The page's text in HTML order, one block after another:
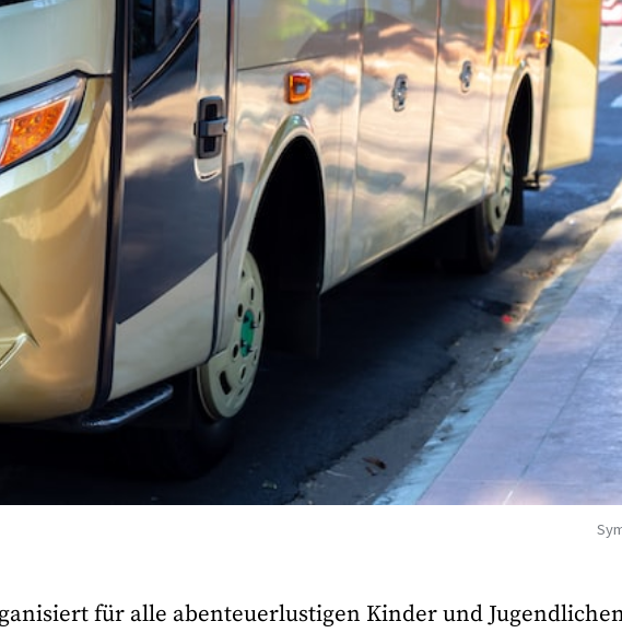
für alle abenteuerlustigen Kinder und